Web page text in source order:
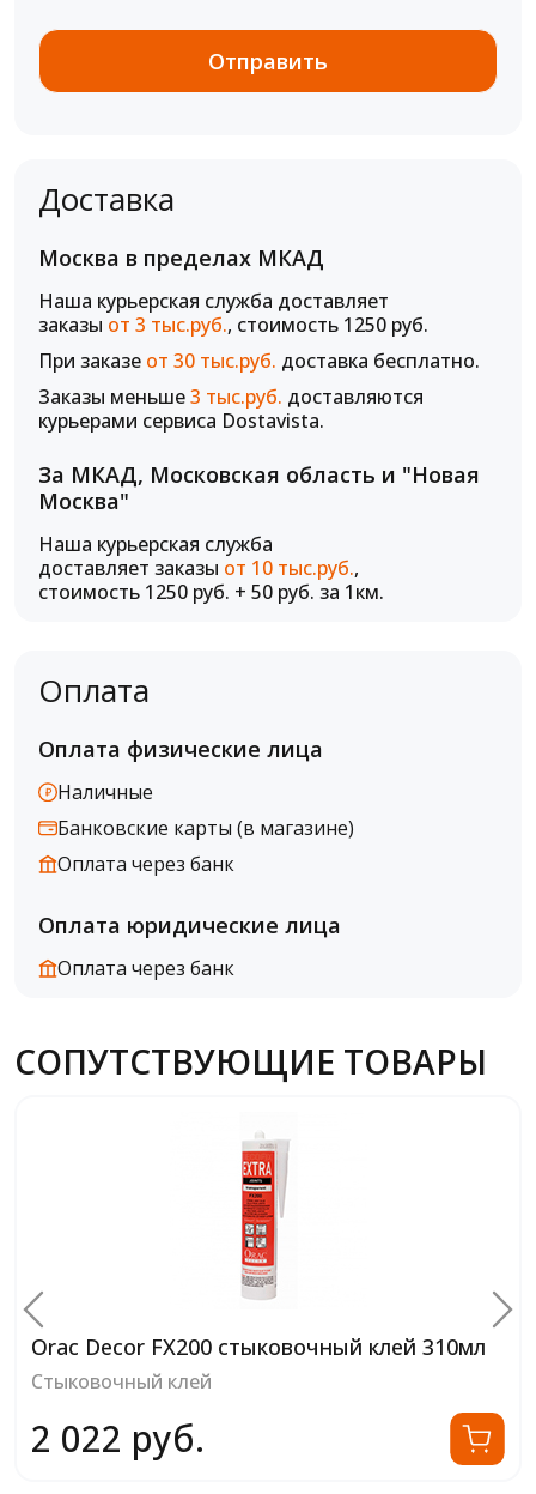
Доставка
Москва в пределах МКАД
Наша курьерская служба доставляет
заказы от 3 тыс.руб., стоимость 1250 руб.
При заказе от 30 тыс.руб. доставка бесплатно.
Заказы меньше3 тыс.руб. доставляются
курьерами сервиса Dostavista.
За МКАД, Московская область и "Новая
Москва"
Наша курьерская служба
доставляет заказы от 10 тыс.руб.,
стоимость 1250 руб. + 50 руб. за 1км.
Оплата
Оплата физические лица
Наличные
Банковские карты (в магазине)
Оплата через банк
Оплата юридические лица
Оплата через банк
СОПУТСТВУЮЩИЕ ТОВАРЫ
Orac Decor FX200 стыковочный клей 310мл
Стыковочный клей
2 022 руб.